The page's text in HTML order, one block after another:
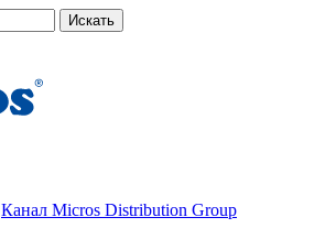
Искать
Канал Micros Distribution Group